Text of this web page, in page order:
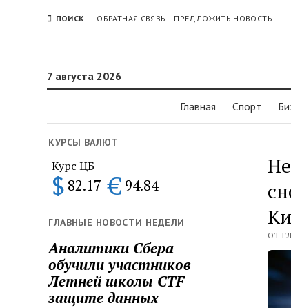
ПОИСК ОБРАТНАЯ СВЯЗЬ ПРЕДЛОЖИТЬ НОВОСТЬ
7 августа 2026
Главная Спорт
КУРСЫ ВАЛЮТ
Курс ЦБ
$ 82.17 € 94.84
ГЛАВНЫЕ НОВОСТИ НЕДЕЛИ
Аналитики Сбера
обучили участников
Летней школы CTF
защите данных
ОТ